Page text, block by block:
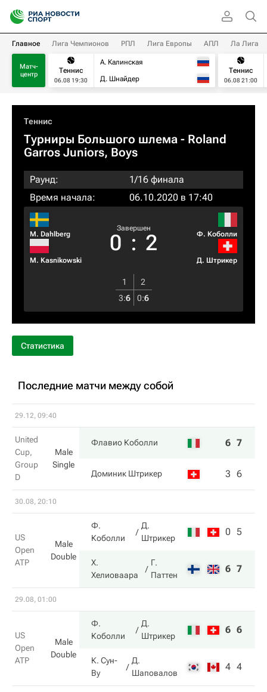
Главное Лига Чемпионов РПЛ Лига Европы АПЛ Ла Лига
Матч-
центр
Теннис
06.08 19:30
А. Калинская
Д. Шнайдер
Теннис
06.08 21:00
Теннис
Турниры Большого шлема - Roland
Garros Juniors, Boys
Раунд:
1/16 финала
Время начала:
06.10.2020 в 17:40
M. Dahlberg
M. Kasnikowski
Завершен
0 : 2 Ф. Коболли
Д. Штрикер
1
2
3:6 0:6
Статистика
Последние матчи между собой
29.12, 09:40
United
Cup,
Group
D
Male
Single
Флавио Коболли 6 7
Доминик Штрикер 3 6
30.08, 20:10
US
Open
ATP
Male
Double
Ф.
Коболли
Д.
Штрикер
0 5
Х.
Хелиоваара
Г.
Паттен
6 7
29.08, 01:00
US
Open
ATP
Male
Double
Ф.
Коболли
Д.
Штрикер
6 6
К. Сун-
Ву
Д.
Шаповалов
4 4